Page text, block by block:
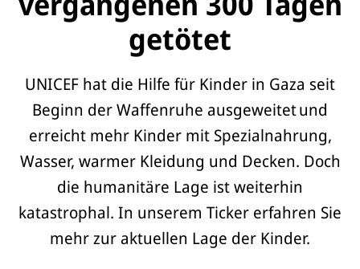
getötet
UNICEF hat die Hilfe für Kinder in Gaza seit
Beginn der Waffenruhe ausgeweitet und
erreicht mehr Kinder mit Spezialnahrung,
Wasser, warmer Kleidung und Decken. Doch
die humanitäre Lage ist weiterhin
katastrophal. In unserem Ticker erfahren Sie
mehr zur aktuellen Lage der Kinder.
M
U
N